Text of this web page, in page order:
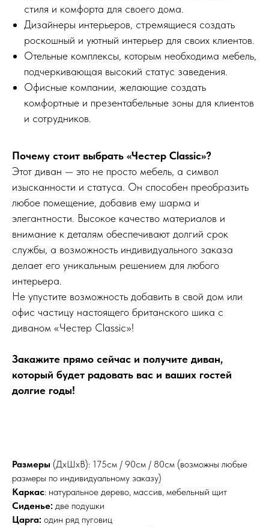
стиля и комфорта для своего дома.
Дизайнеры интерьеров, стремящиеся создать
роскошный и уютный интерьер для своих клиентов.
Отельные комплексы, которым необходима мебель,
подчеркивающая высокий статус заведения.
Офисные компании, желающие создать
комфортные и презентабельные зоны для клиентов
и сотрудников.
Почему стоит выбрать «Честер Classic»?
Этот диван — это не просто мебель, а символ
изысканности и статуса. Он способен преобразить
любое помещение, добавив ему шарма и
элегантности. Высокое качество материалов и
внимание к деталям обеспечивают долгий срок
службы, а возможность индивидуального заказа
делает его уникальным решением для любого
интерьера.
Не упустите возможность добавить в свой дом или
офис частицу настоящего британского шика с
диваном «Честер Classic»!
Закажите прямо сейчас и получите диван,
который будет радовать вас и ваших гостей
долгие годы!
Размеры (ДхШхВ): 175см / 90см / 80см (возможны любые
размеры по индивидуальному заказу)
Каркас: натуральное дерево, массив, мебельный щит
Сиденье: две подушки
Царга: один ряд пуговиц